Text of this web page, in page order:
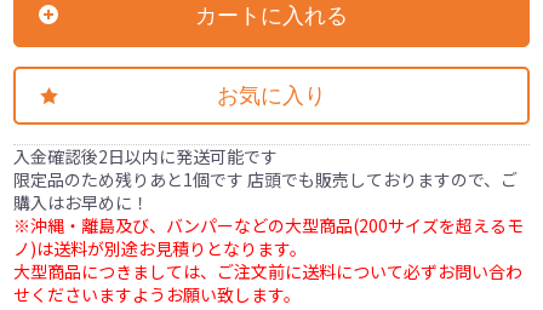
カートに入れる
お気に入り
入金確認後2日以内に発送可能です
限定品のため残りあと1個です 店頭でも販売しておりますので、ご
購入はお早めに！
※沖縄・離島及び、バンパーなどの大型商品(200サイズを超えるモ
ノ)は送料が別途お見積りとなります。
大型商品につきましては、ご注文前に送料について必ずお問い合わ
せくださいますようお願い致します。